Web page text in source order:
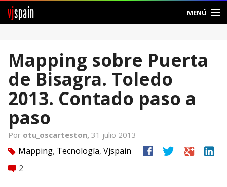
vjspain MENÚ
Foros
Noticias
Ayuda
Contacto
Entrar
Mapping sobre Puerta
de Bisagra. Toledo
2013. Contado paso a
paso
Por otu_oscarteston, 31 julio 2013
tag Mapping, Tecnología, Vjspain
comment 2
facebook twitter google linkedin